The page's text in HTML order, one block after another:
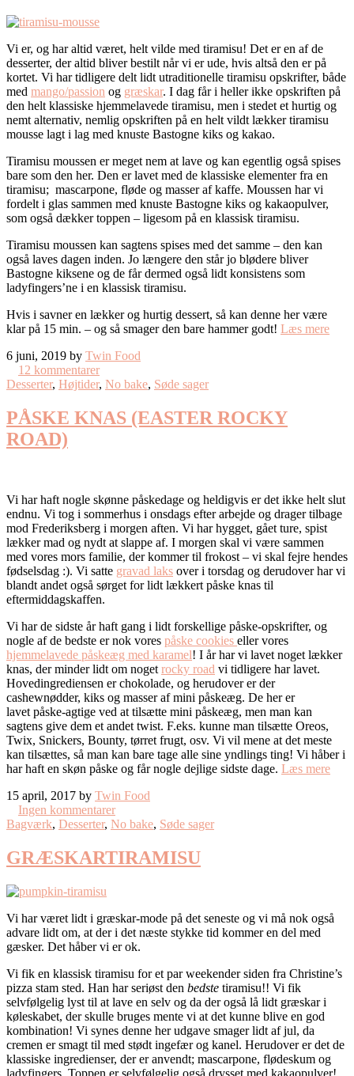
Vi er, og har altid været, helt vilde med tiramisu! Det er en af de
desserter, der altid bliver bestilt når vi er ude, hvis altså den er på
kortet. Vi har tidligere delt lidt utraditionelle tiramisu opskrifter, både
med mango/passion og græskar. I dag får i heller ikke opskriften på
den helt klassiske hjemmelavede tiramisu, men i stedet et hurtig og
nemt alternativ, nemlig opskriften på en helt vildt lækker tiramisu
mousse lagt i lag med knuste Bastogne kiks og kakao.
Tiramisu moussen er meget nem at lave og kan egentlig også spises
bare som den her. Den er lavet med de klassiske elementer fra en
tiramisu; mascarpone, fløde og masser af kaffe. Moussen har vi
fordelt i glas sammen med knuste Bastogne kiks og kakaopulver,
som også dækker toppen – ligesom på en klassisk tiramisu.
Tiramisu moussen kan sagtens spises med det samme – den kan
også laves dagen inden. Jo længere den står jo blødere bliver
Bastogne kiksene og de får dermed også lidt konsistens som
ladyfingers’ne i en klassisk tiramisu.
Hvis i savner en lækker og hurtig dessert, så kan denne her være
klar på 15 min. – og så smager den bare hammer godt! Læs mere
6 juni, 2019 by Twin Food
12 kommentarer
Desserter, Højtider, No bake, Søde sager
PÅSKE KNAS (EASTER ROCKY
ROAD)
Vi har haft nogle skønne påskedage og heldigvis er det ikke helt slut
endnu. Vi tog i sommerhus i onsdags efter arbejde og drager tilbage
mod Frederiksberg i morgen aften. Vi har hygget, gået ture, spist
lækker mad og nydt at slappe af. I morgen skal vi være sammen
med vores mors familie, der kommer til frokost – vi skal fejre hendes
fødselsdag :). Vi satte gravad laks over i torsdag og derudover har vi
blandt andet også sørget for lidt lækkert påske knas til
eftermiddagskaffen.
Vi har de sidste år haft gang i lidt forskellige påske-opskrifter, og
nogle af de bedste er nok vores påske cookies eller vores
hjemmelavede påskeæg med karamel! I år har vi lavet noget lækker
knas, der minder lidt om noget rocky road vi tidligere har lavet.
Hovedingrediensen er chokolade, og herudover er der
cashewnødder, kiks og masser af mini påskeæg. De her er
lavet påske-agtige ved at tilsætte mini påskeæg, men man kan
sagtens give dem et andet twist. F.eks. kunne man tilsætte Oreos,
Twix, Snickers, Bounty, tørret frugt, osv. Vi vil mene at det meste
kan tilsættes, så man kan bare tage alle sine yndlings ting! Vi håber i
har haft en skøn påske og får nogle dejlige sidste dage. Læs mere
15 april, 2017 by Twin Food
Ingen kommentarer
Bagværk, Desserter, No bake, Søde sager
GRÆSKARTIRAMISU
Vi har været lidt i græskar-mode på det seneste og vi må nok også
advare lidt om, at der i det næste stykke tid kommer en del med
gæsker. Det håber vi er ok.
Vi fik en klassisk tiramisu for et par weekender siden fra Christine’s
pizza stam sted. Han har seriøst den bedste tiramisu!! Vi fik
selvfølgelig lyst til at lave en selv og da der også lå lidt græskar i
køleskabet, der skulle bruges mente vi at det kunne blive en god
kombination! Vi synes denne her udgave smager lidt af jul, da
cremen er smagt til med stødt ingefær og kanel. Herudover er det de
klassiske ingredienser, der er anvendt; mascarpone, flødeskum og
ladyfingers. Toppen er selvfølgelig også drysset med kakaopulver!